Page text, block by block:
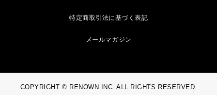
特定商取引法に基づく表記
メールマガジン
COPYRIGHT © RENOWN INC. ALL RIGHTS RESERVED.